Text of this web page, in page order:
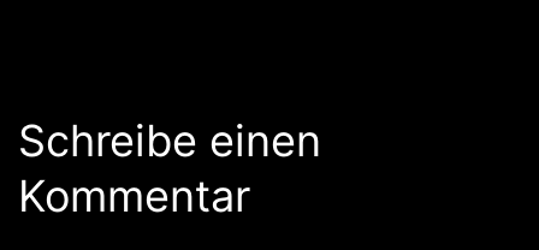
Schreibe einen
Kommentar